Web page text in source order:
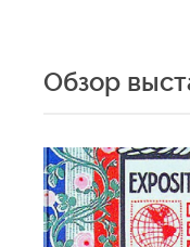
Обзор